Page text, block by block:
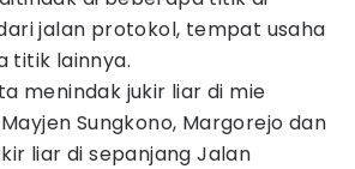
jalan protokol, tempat usaha
titik lainnya.
menindak jukir liar di mie
Sungkono, Margorejo dan
liar di sepanjang Jalan